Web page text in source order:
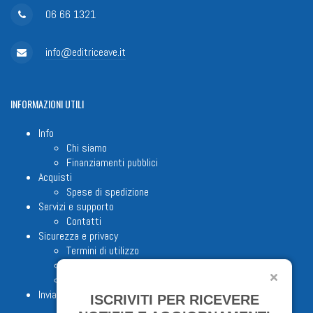
06 66 1321
info@editriceave.it
INFORMAZIONIUTILI
Info
Chi siamo
Finanziamenti pubblici
Acquisti
Spese di spedizione
Servizi e supporto
Contatti
Sicurezza e privacy
Termini di utilizzo
Invia proposta editorialeISCRIVITI PER RICEVERE